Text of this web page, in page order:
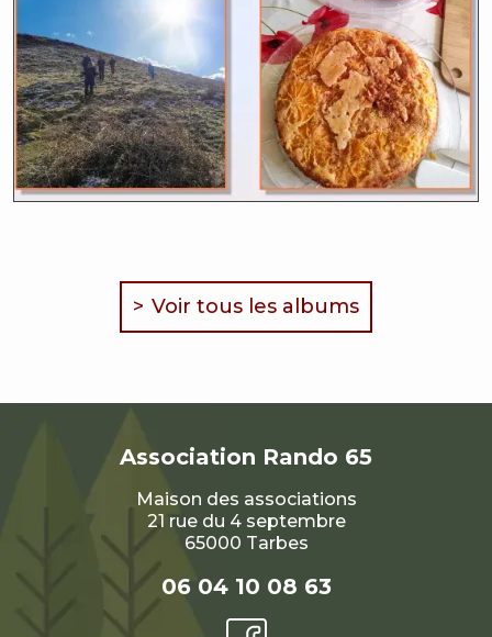
Voir tous les albums
Association Rando 65
Maison des associations
21 rue du 4 septembre
65000 Tarbes
06 04 10 08 63